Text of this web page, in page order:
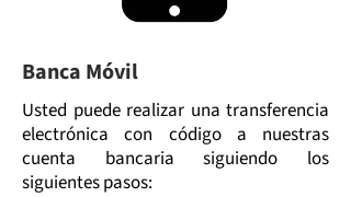
Banca Móvil
Usted puede realizar una transferencia
electrónica con código a nuestras
cuenta bancaria siguiendo los
siguientes pasos: